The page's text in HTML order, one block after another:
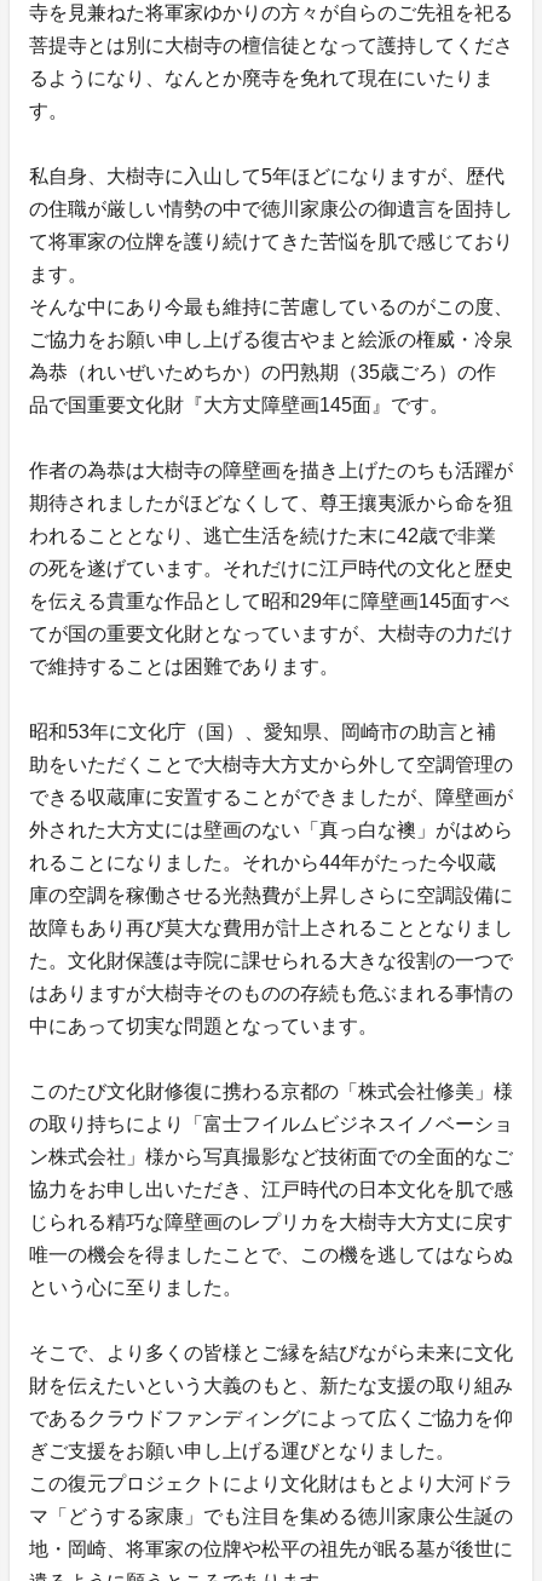
寺を見兼ねた将軍家ゆかりの方々が自らのご先祖を祀る
菩提寺とは別に大樹寺の檀信徒となって護持してくださ
るようになり、なんとか廃寺を免れて現在にいたりま
す。
私自身、大樹寺に入山して5年ほどになりますが、歴代
の住職が厳しい情勢の中で徳川家康公の御遺言を固持し
て将軍家の位牌を護り続けてきた苦悩を肌で感じており
ます。
そんな中にあり今最も維持に苦慮しているのがこの度、
ご協力をお願い申し上げる復古やまと絵派の権威・冷泉
為恭（れいぜいためちか）の円熟期（35歳ごろ）の作
品で国重要文化財『大方丈障壁画145面』です。
作者の為恭は大樹寺の障壁画を描き上げたのちも活躍が
期待されましたがほどなくして、尊王攘夷派から命を狙
われることとなり、逃亡生活を続けた末に42歳で非業
の死を遂げています。それだけに江戸時代の文化と歴史
を伝える貴重な作品として昭和29年に障壁画145面すべ
てが国の重要文化財となっていますが、大樹寺の力だけ
で維持することは困難であります。
昭和53年に文化庁（国）、愛知県、岡崎市の助言と補
助をいただくことで大樹寺大方丈から外して空調管理の
できる収蔵庫に安置することができましたが、障壁画が
外された大方丈には壁画のない「真っ白な襖」がはめら
れることになりました。それから44年がたった今収蔵
庫の空調を稼働させる光熱費が上昇しさらに空調設備に
故障もあり再び莫大な費用が計上されることとなりまし
た。文化財保護は寺院に課せられる大きな役割の一つで
はありますが大樹寺そのものの存続も危ぶまれる事情の
中にあって切実な問題となっています。
このたび文化財修復に携わる京都の「株式会社修美」様
の取り持ちにより「富士フイルムビジネスイノベーショ
ン株式会社」様から写真撮影など技術面での全面的なご
協力をお申し出いただき、江戸時代の日本文化を肌で感
じられる精巧な障壁画のレプリカを大樹寺大方丈に戻す
唯一の機会を得ましたことで、この機を逃してはならぬ
という心に至りました。
そこで、より多くの皆様とご縁を結びながら未来に文化
財を伝えたいという大義のもと、新たな支援の取り組み
であるクラウドファンディングによって広くご協力を仰
ぎご支援をお願い申し上げる運びとなりました。
この復元プロジェクトにより文化財はもとより大河ドラ
マ「どうする家康」でも注目を集める徳川家康公生誕の
地・岡崎、将軍家の位牌や松平の祖先が眠る墓が後世に